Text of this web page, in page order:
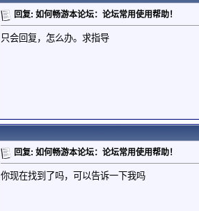
回复: 如何畅游本论坛：论坛常用使用帮助！
只会回复，怎么办。求指导
回复: 如何畅游本论坛：论坛常用使用帮助！
你现在找到了吗，可以告诉一下我吗